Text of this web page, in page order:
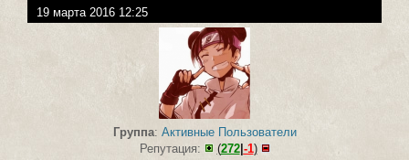
19 марта 2016 12:25
Группа: Активные Пользователи
Репутация:
(272| -1)